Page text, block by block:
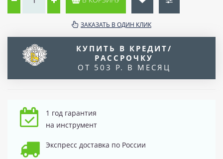
ЗАКАЗАТЬ В ОДИН КЛИК
КУПИТЬ В КРЕДИТ/
РАССРОЧКУ
ОТ 503 Р. В МЕСЯЦ
1 год гарантия
на инструмент
Экспресс доставка по России